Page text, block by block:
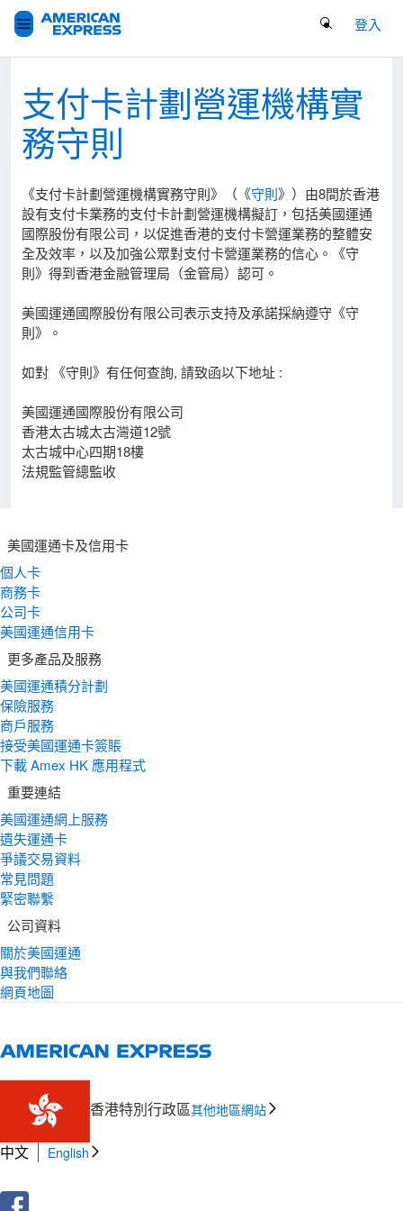
Search Button
登入
支付卡計劃營運機構實
務守則
《支付卡計劃營運機構實務守則》（《守則》）由8間於香港
設有支付卡業務的支付卡計劃營運機構擬訂，包括美國運通
國際股份有限公司，以促進香港的支付卡營運業務的整體安
全及效率，以及加強公眾對支付卡營運業務的信心。《守
則》得到香港金融管理局（金管局）認可。
美國運通國際股份有限公司表示支持及承諾採納遵守《守
則》。
如對 《守則》有任何查詢, 請致函以下地址 :
美國運通國際股份有限公司
香港太古城太古灣道12號
太古城中心四期18樓
法規監管總監收
美國運通卡及信用卡
個人卡
商務卡
公司卡
美國運通信用卡
更多產品及服務
美國運通積分計劃
保險服務
商戶服務
接受美國運通卡簽賬
下載 Amex HK 應用程式
重要連結
美國運通網上服務
遺失運通卡
爭議交易資料
常見問題
緊密聯繫
公司資料
關於美國運通
與我們聯絡
網頁地圖
香港特別行政區其他地區網站
中文 English